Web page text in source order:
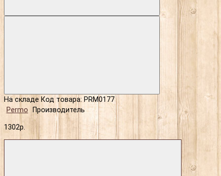
На складе Код товара: PRM0177
Permo
Производитель
1302р.